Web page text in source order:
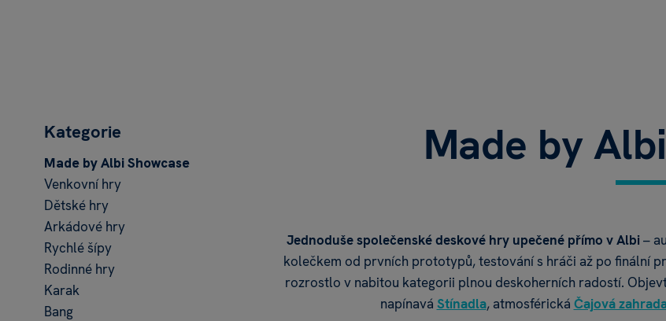
Kategorie
Made by Albi Showcase
Venkovní hry
Dětské hry
Arkádové hry
Rychlé šípy
Rodinné hry
Karak
Bang
Made by
Jednoduše společenské deskové hry upečené přímo v Albi–
kolečkem od prvních prototypů, testování s hráči až po finální
rozrostlo v nabitou kategorii plnou deskoherních radostí.
napínavá Stínadla, atmosférická Čajová